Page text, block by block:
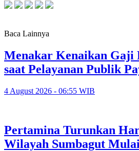
Baca Lainnya
Menakar Kenaikan Gaji
saat Pelayanan Publik
4 August 2026 - 06:55 WIB
Pertamina Turunkan
Wilayah Sumbagut